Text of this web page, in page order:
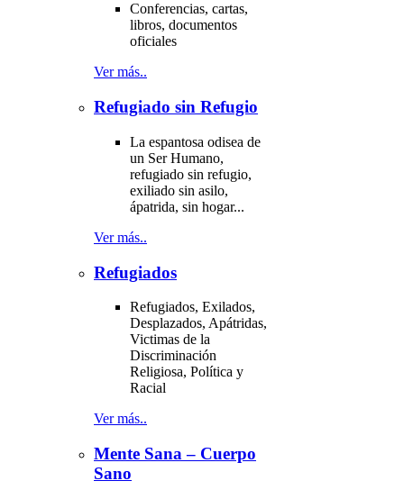
Conferencias, cartas,
libros, documentos
oficiales
Ver más..
Refugiado sin Refugio
La espantosa odisea de
un Ser Humano,
refugiado sin refugio,
exiliado sin asilo,
ápatrida, sin hogar...
Ver más..
Refugiados
Refugiados, Exilados,
Desplazados, Apátridas,
Victimas de la
Discriminación
Religiosa, Política y
Racial
Ver más..
Mente Sana – Cuerpo
Sano